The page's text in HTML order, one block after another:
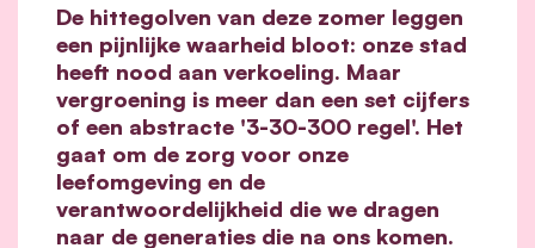
De hittegolven van deze zomer leggen
een pijnlijke waarheid bloot: onze stad
heeft nood aan verkoeling. Maar
vergroening is meer dan een set cijfers
of een abstracte '3-30-300 regel'. Het
gaat om de zorg voor onze
leefomgeving en de
verantwoordelijkheid die we dragen
naar de generaties die na ons komen.